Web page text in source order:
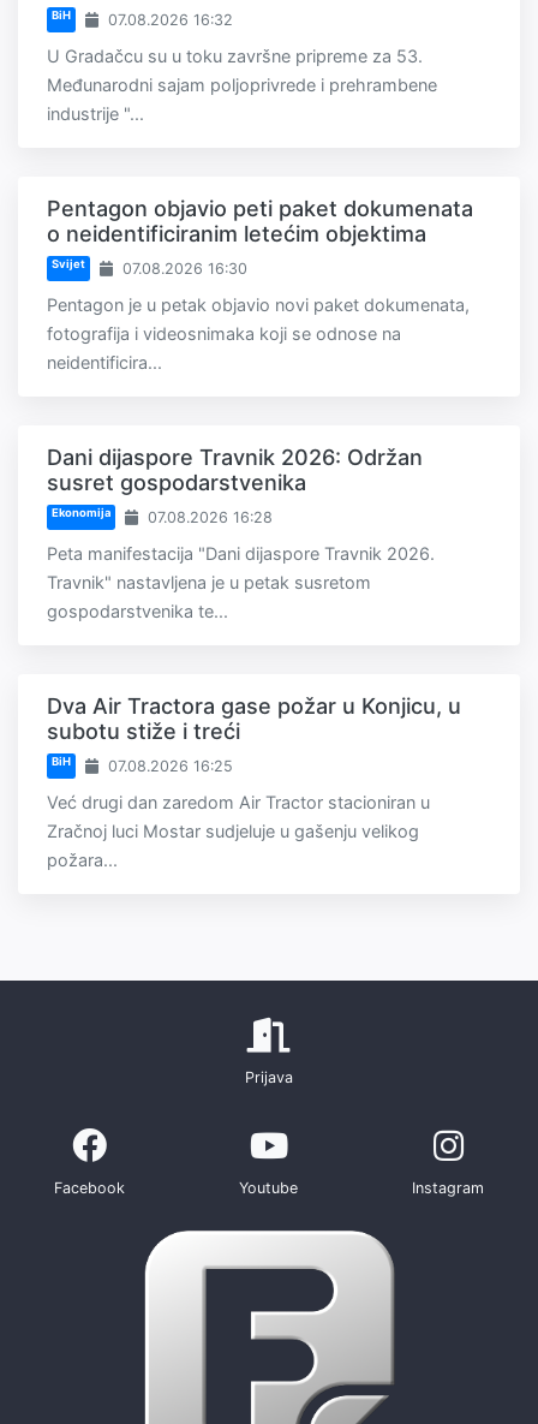
BiH 07.08.2026 16:32
U Gradačcu su u toku završne pripreme za 53.
Međunarodni sajam poljoprivrede i prehrambene
industrije "...
Pentagon objavio peti paket dokumenata
o neidentificiranim letećim objektima
Svijet 07.08.2026 16:30
Pentagon je u petak objavio novi paket dokumenata,
fotografija i videosnimaka koji se odnose na
neidentificira...
Dani dijaspore Travnik 2026: Održan
susret gospodarstvenika
Ekonomija 07.08.2026 16:28
Peta manifestacija "Dani dijaspore Travnik 2026.
Travnik" nastavljena je u petak susretom
gospodarstvenika te...
Dva Air Tractora gase požar u Konjicu, u
subotu stiže i treći
BiH 07.08.2026 16:25
Već drugi dan zaredom Air Tractor stacioniran u
Zračnoj luci Mostar sudjeluje u gašenju velikog
požara...
Prijava
Facebook Youtube Instagram